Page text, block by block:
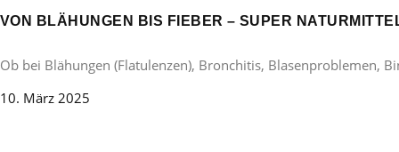
VON BLÄHUNGEN BIS FIEBER – SUPER
Ob bei Blähungen (Flatulenzen), Bronchitis, Blasenproblemen,
10. März 2025